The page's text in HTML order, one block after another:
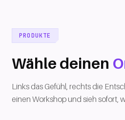
PRODUKTE
Wähle deinen
Links das Gefühl, rechts die
einen Workshop und sieh sofort,